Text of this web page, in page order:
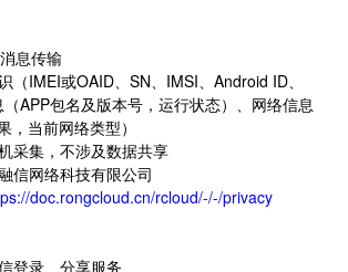
息传输
（IMEI或OAID、SN、IMSI、Android ID、
APP包名及版本号，运行状态）、网络信息
，当前网络类型）
采集，不涉及数据共享
信网络科技有限公司
doc.rongcloud.cn/rcloud/-/-/privacy
登录、分享服务